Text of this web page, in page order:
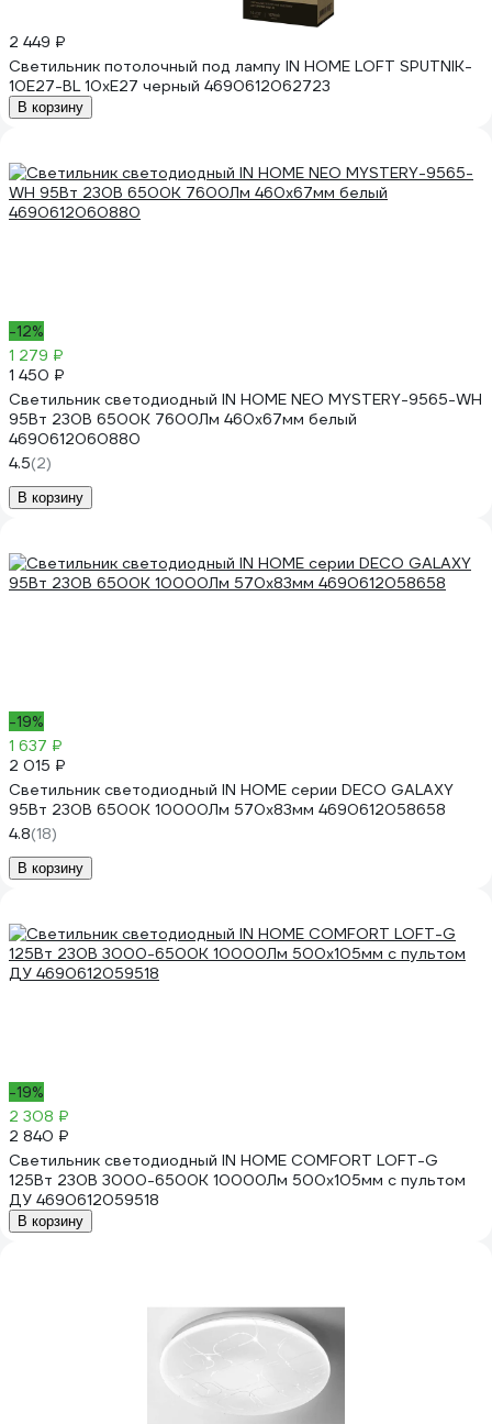
2 449 ₽
Светильник потолочный под лампу IN HOME LOFT SPUTNIK-
10E27-BL 10хЕ27 черный 4690612062723
В корзину
-12%
1 279 ₽
1 450 ₽
Светильник светодиодный IN HOME NEO MYSTERY-9565-WH
95Вт 230В 6500K 7600Лм 460x67мм белый
4690612060880
4.5(2)
В корзину
-19%
1 637 ₽
2 015 ₽
Светильник светодиодный IN HOME серии DECO GALAXY
95Вт 230В 6500К 10000Лм 570x83мм 4690612058658
4.8(18)
В корзину
-19%
2 308 ₽
2 840 ₽
Светильник светодиодный IN HOME COMFORT LOFT-G
125Вт 230В 3000-6500K 10000Лм 500x105мм с пультом
ДУ 4690612059518
В корзину